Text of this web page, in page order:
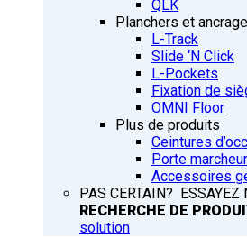
QLK
Planchers et
L-Track
Slide ‘N Click
L-Pockets
Fixation de
OMNI Floor
Plus de produits
Ceintures
Porte marcheur
Accessoires
PAS CERTAIN? ESSAYEZ
RECHERCHE DE
solution